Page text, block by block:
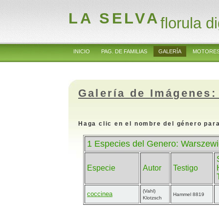
LA SELVAflorula
INICIO PAG. DE FAMILIAS GALERÍA
Galería de
Haga clic en el nombre del género
1 Especies del Genero:
Especie Autor Testigo
coccinea
(Vahl)
Klotzsch
Hammel 8819